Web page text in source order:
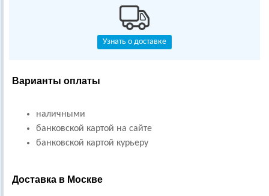
Узнать о доставке
Варианты оплаты
наличными
банковской картой на сайте
банковской картой курьеру
Доставка в Москве